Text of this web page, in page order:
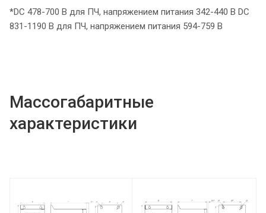
*DC 478-700 В для ПЧ, напряжением питания 342-440 В DC
831-1190 В для ПЧ, напряжением питания 594-759 В
Массогабаритные
характеристики